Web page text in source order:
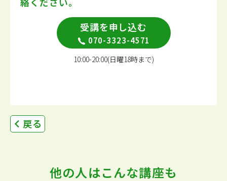
受講を申し込む
070-3323-4571
10:00-20:00(日曜18時まで)
戻る
他の人はこんな講座も